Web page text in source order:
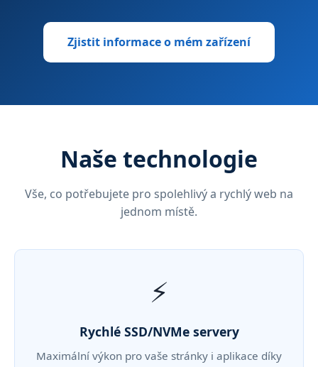
Zjistit informace o mém zařízení
Naše technologie
Vše, co potřebujete pro spolehlivý a rychlý web na
jednom místě.
⚡
Rychlé SSD/NVMe servery
Maximální výkon pro vaše stránky i aplikace díky